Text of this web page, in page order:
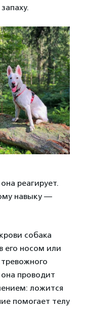
реагирует.
навыку —
собака
его носом или
проводит
ложится
помогает телу